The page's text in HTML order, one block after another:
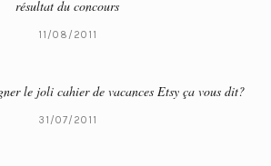
résultat du concours
11/08/2011
le joli cahier de vacances Etsy ça vous dit?
31/07/2011